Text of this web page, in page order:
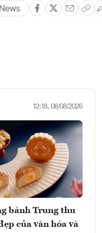
12:18, 08/08/2026
bánh Trung thu
của văn hóa và